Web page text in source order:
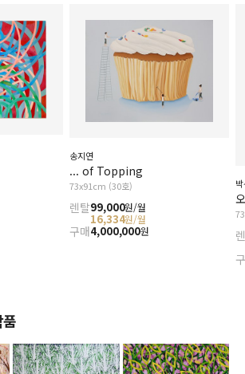
송지연
... of Topping
73x91cm (30호)
렌탈99,000원/월
16,334원/월
구매4,000,000원